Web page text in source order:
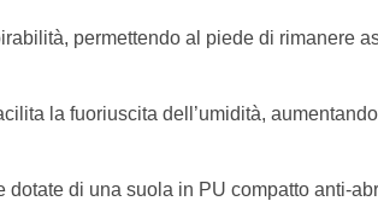
permettendo al piede di rimanere
la fuoriuscita dell’umidità,
dotate di una suola in PU compatto anti-